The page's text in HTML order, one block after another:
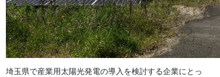
埼玉県で産業用太陽光発電の導入を検討する企業にとっ